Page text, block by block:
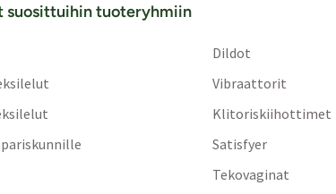
suosittuihin tuoteryhmiin
Dildot
Vibraattorit
Klitoriskiihottimet
Satisfyer
Tekovaginat